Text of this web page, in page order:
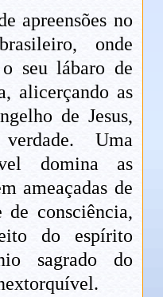
apreensões no
onde
seu lábaro de
alicerçando as
de Jesus,
Uma
domina as
ameaçadas de
de consciência,
do espírito
sagrado do